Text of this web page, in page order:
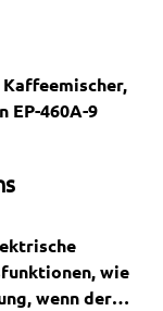
EP-
Vorteile bietet der
für Nagelprofis?